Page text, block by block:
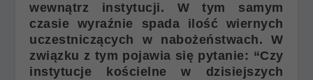
wewnątrz instytucji. W tym samym
czasie wyraźnie spada ilość wiernych
uczestniczących w nabożeństwach. W
związku z tym pojawia się pytanie: “Czy
instytucje kościelne w dzisiejszych